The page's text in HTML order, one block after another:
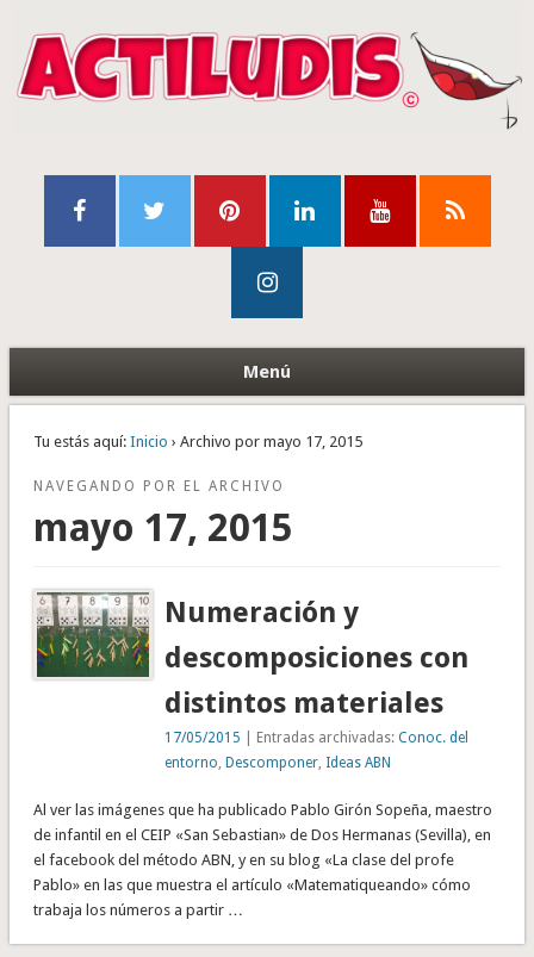
Menú
Tu estás aquí: Inicio › Archivo por mayo 17, 2015
NAVEGANDO POR EL ARCHIVO
mayo 17, 2015
Numeración y
descomposiciones con
distintos materiales
17/05/2015 | Entradas archivadas:Conoc. del
entorno ,Descomponer Ideas ABN
Al ver las imágenes que ha publicado Pablo Girón Sopeña, maestro
de infantil en el CEIP «San Sebastian» de Dos Hermanas (Sevilla), en
el facebook del método ABN, y en su blog «La clase del profe
Pablo» en las que muestra el artículo «Matematiqueando» cómo
trabaja los números a partir …